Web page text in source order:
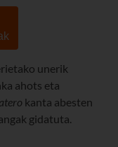
unerik
ahots eta
kanta abesten
gidatuta.